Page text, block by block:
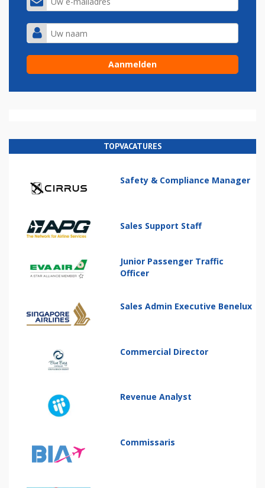
TOPVACATURES
Safety & Compliance Manager
Sales Support Staff
Junior Passenger Traffic
Officer
Sales Admin Executive Benelux
Commercial Director
Revenue Analyst
Commissaris